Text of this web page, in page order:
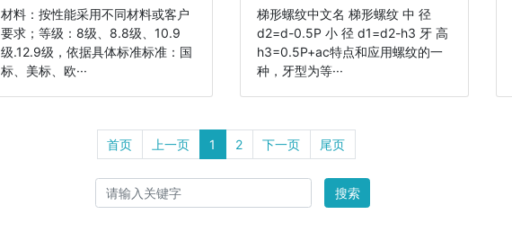
材料：按性能采用不同材料或客户
要求；等级：8级、8.8级、10.9
级.12.9级，依据具体标准标准：国
标、美标、欧···
梯形螺纹中文名 梯形螺纹 中 径
d2=d-0.5P 小 径 d1=d2-h3 牙 高
h3=0.5P+ac特点和应用螺纹的一
种，牙型为等···
首页 上一页 1 2 下一页 尾页
搜索